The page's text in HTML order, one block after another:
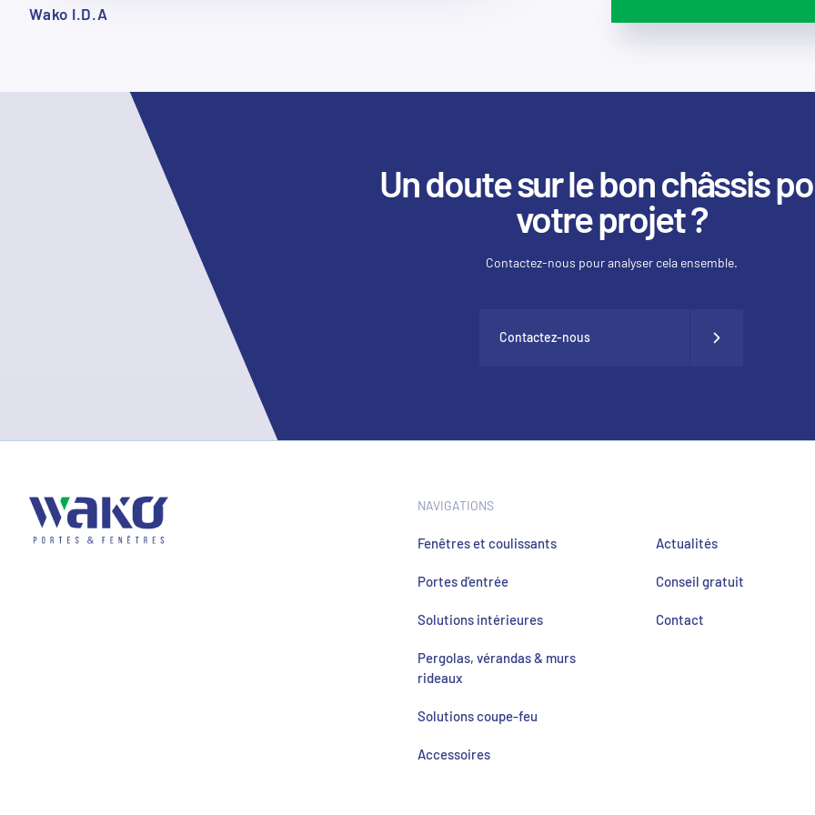
Wako I.D.A
Un doute sur le bon châssis
votre projet ?
Contactez-nous pour analyser cela ensemble.
Contactez-nous
NAVIGATIONS
Fenêtres et coulissants
Portes d'entrée
Solutions intérieures
Pergolas, vérandas & murs
rideaux
Solutions coupe-feu
Accessoires
Actualités
Conseil gratuit
Contact